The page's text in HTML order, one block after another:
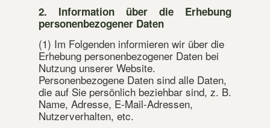
2. Information über die Erhebung
personenbezogener Daten
(1) Im Folgenden informieren wir über die
Erhebung personenbezogener Daten bei
Nutzung unserer Website.
Personenbezogene Daten sind alle Daten,
die auf Sie persönlich beziehbar sind, z. B.
Name, Adresse, E-Mail-Adressen,
Nutzerverhalten, etc.